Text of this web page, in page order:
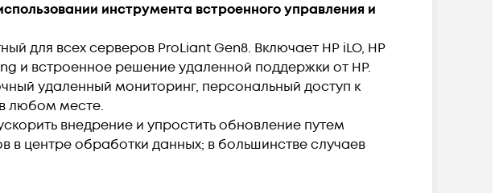
инструмента встроенного управления и
для всех серверов ProLiant Gen8. Включает HP iLO, HP
и встроенное решение удаленной поддержки от HP.
удаленный мониторинг, персональный доступ к
любом месте.
внедрение и упростить обновление путем
в центре обработки данных; в большинстве случаев